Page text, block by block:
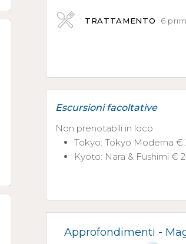
TRATTAMENTO 6
Escursioni facoltative
Non prenotabili in loco
Tokyo: Tokyo Moderna €
Kyoto: Nara & Fushimi €
Approfondimenti -